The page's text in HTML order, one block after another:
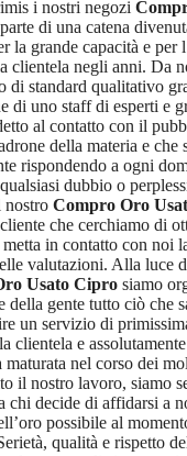
i nostri negozi
di una catena
la grande capacità e per
clientela negli anni. Da
di standard qualitativo
di uno staff di esperti e
al contatto con il
della materia e che
rispondendo a ogni
dubbio o
nostro Compro Oro
che cerchiamo di
in contatto con noi
valutazioni. Alla luce
Usato Cipro siamo
della gente tutto ciò che
un servizio di
clientela e
maturata nel corso dei
il nostro lavoro, siamo
chi decide di affidarsi a
possibile al
qualità e rispetto